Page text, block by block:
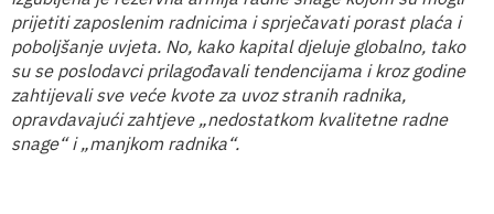
prijetiti zaposlenim radnicima i sprječavati porast plaća i
poboljšanje uvjeta. No, kako kapital djeluje globalno, tako
su se poslodavci prilagođavali tendencijama i kroz godine
zahtijevali sve veće kvote za uvoz stranih radnika,
opravdavajući zahtjeve „nedostatkom kvalitetne radne
snage“ i „manjkom radnika“.